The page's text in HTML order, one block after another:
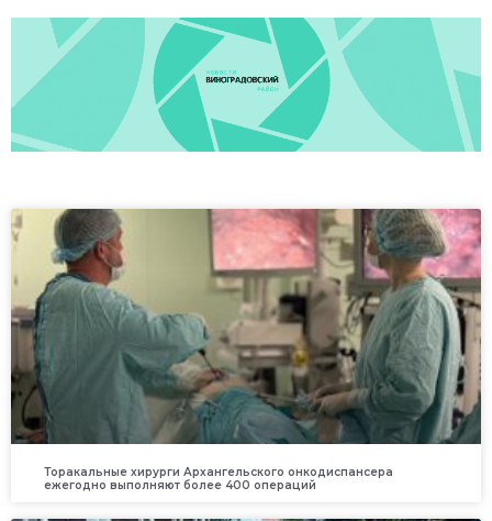
Торакальные хирурги Архангельского онкодиспансера
ежегодно выполняют более 400 операций